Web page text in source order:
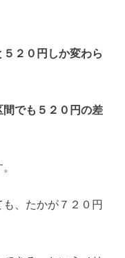
２０円しか変わら
間でも５２０円の差
、たかが７２０円